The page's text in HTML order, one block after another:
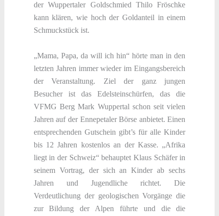
der Wuppertaler Goldschmied Thilo Fröschke
kann klären, wie hoch der Goldanteil in einem
Schmuckstück ist.
„Mama, Papa, da will ich hin“ hörte man in den
letzten Jahren immer wieder im Eingangsbereich
der Veranstaltung. Ziel der ganz jungen
Besucher ist das Edelsteinschürfen, das die
VFMG Berg Mark Wuppertal schon seit vielen
Jahren auf der Ennepetaler Börse anbietet. Einen
entsprechenden Gutschein gibt’s für alle Kinder
bis 12 Jahren kostenlos an der Kasse. „Afrika
liegt in der Schweiz“ behauptet Klaus Schäfer in
seinem Vortrag, der sich an Kinder ab sechs
Jahren und Jugendliche richtet. Die
Verdeutlichung der geologischen Vorgänge die
zur Bildung der Alpen führte und die die